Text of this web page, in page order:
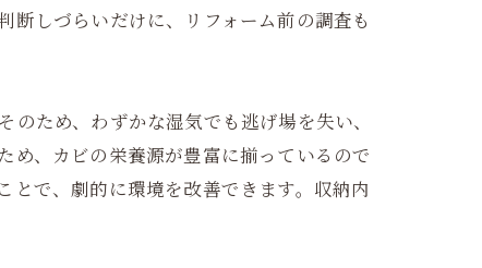
しづらいだけに、リフォーム前の調査も
ため、わずかな湿気でも逃げ場を失い、
め、カビの栄養源が豊富に揃っているので
とで、劇的に環境を改善できます。収納内